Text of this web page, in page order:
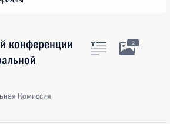
конференции
Комиссия
2